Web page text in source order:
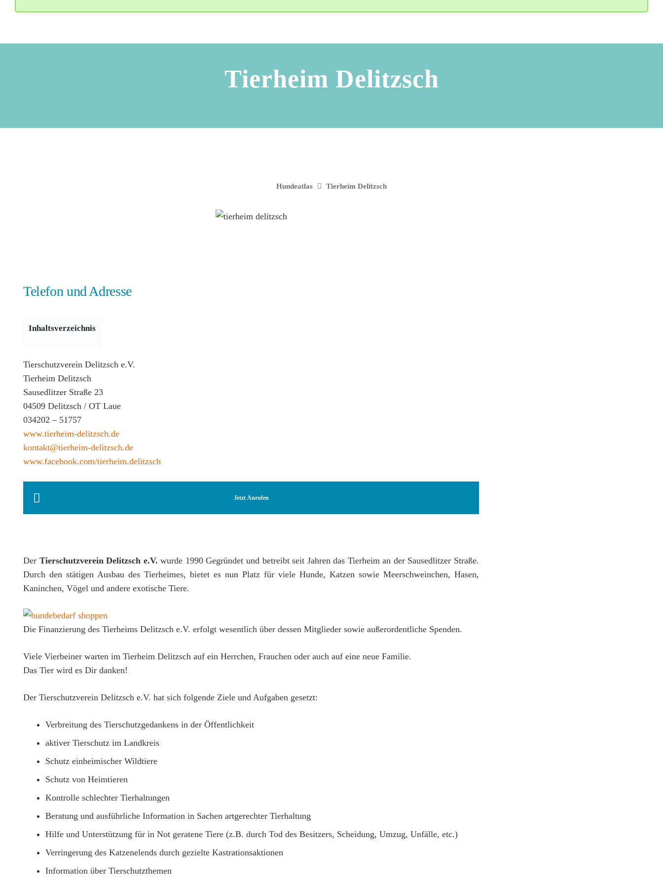
Tierheim Delitzsch
Hundeatlas Tierheim Delitzsch
Telefon und Adresse
Inhaltsverzeichnis
Tierschutzverein Delitzsch e.V.
Tierheim Delitzsch
Sausedlitzer Straße 23
04509 Delitzsch / OT Laue
034202 – 51757
www.tierheim-delitzsch.de
kontakt@tierheim-delitzsch.de
www.facebook.com/tierheim.delitzsch
Jetzt Anrufen
Der Tierschutzverein Delitzsch e.V. wurde 1990 Gegründet und betreibt seit Jahren das Tierheim an der Sausedlitzer Straße.
Durch den stätigen Ausbau des Tierheimes, bietet es nun Platz für viele Hunde, Katzen sowie Meerschweinchen, Hasen,
Kaninchen, Vögel und andere exotische Tiere.
Die Finanzierung des Tierheims Delitzsch e.V. erfolgt wesentlich über dessen Mitglieder sowie außerordentliche Spenden.
Viele Vierbeiner warten im Tierheim Delitzsch auf ein Herrchen, Frauchen oder auch auf eine neue Familie.
Das Tier wird es Dir danken!
Der Tierschutzverein Delitzsch e.V. hat sich folgende Ziele und Aufgaben gesetzt:
Verbreitung des Tierschutzgedankens in der Öffentlichkeit
aktiver Tierschutz im Landkreis
Schutz einheimischer Wildtiere
Schutz von Heimtieren
Kontrolle schlechter Tierhaltungen
Beratung und ausführliche Information in Sachen artgerechter Tierhaltung
Hilfe und Unterstützung für in Not geratene Tiere (z.B. durch Tod des Besitzers, Scheidung, Umzug, Unfälle, etc.)
Verringerung des Katzenelends durch gezielte Kastrationsaktionen
Information über Tierschutzthemen